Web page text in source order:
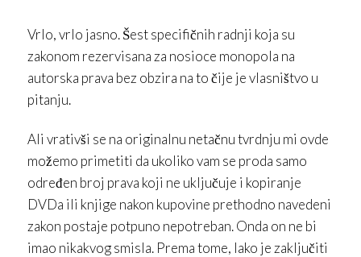
Vrlo, vrlo jasno. Šest specifičnih radnji koja su
zakonom rezervisana za nosioce monopola na
autorska prava bez obzira na to čije je vlasništvo u
pitanju.
Ali vrativši se na originalnu netačnu tvrdnju mi ovde
možemo primetiti da ukoliko vam se proda samo
određen broj prava koji ne uključuje i kopiranje
DVDa ili knjige nakon kupovine prethodno navedeni
zakon postaje potpuno nepotreban. Onda on ne bi
imao nikakvog smisla. Prema tome, lako je zaključiti